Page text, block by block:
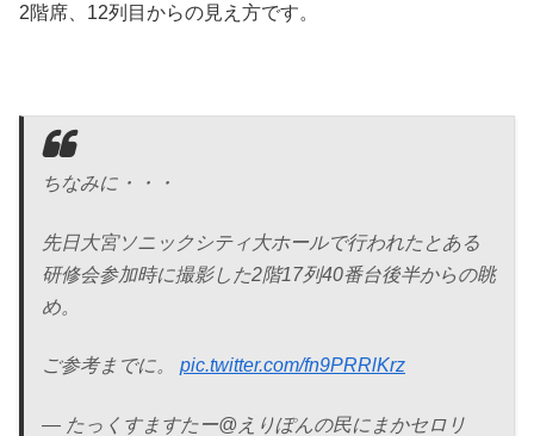
2階席、12列目からの見え方です。
ちなみに・・・
先日大宮ソニックシティ大ホールで行われたとある
研修会参加時に撮影した2階17列40番台後半からの眺
め。
ご参考までに。 pic.twitter.com/fn9PRRlKrz
— たっくすますたー@えりぽんの民にまかセロリ